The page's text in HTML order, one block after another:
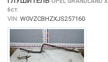
6ст.
VIN: W0VZCBHZXJS257160